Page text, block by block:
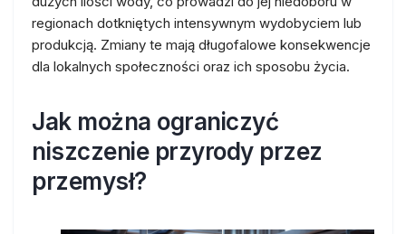
regionach dotkniętych intensywnym wydobyciem lub
produkcją. Zmiany te mają długofalowe konsekwencje
dla lokalnych społeczności oraz ich sposobu życia.
Jak można ograniczyć
niszczenie przyrody przez
przemysł?